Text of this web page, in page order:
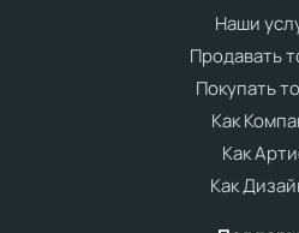
Наши
Продавать
Покупать
Как
Как
Как